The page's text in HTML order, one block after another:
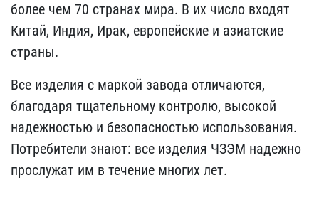
более чем 70 странах мира. В их число входят
Китай, Индия, Ирак, европейские и азиатские
страны.
Все изделия с маркой завода отличаются,
благодаря тщательному контролю, высокой
надежностью и безопасностью использования.
Потребители знают: все изделия ЧЗЭМ надежно
прослужат им в течение многих лет.